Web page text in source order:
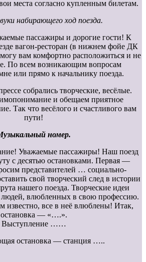
места согласно купленным билетам.
набирающего ход поезда.
пассажиры и дорогие гости! К
вагон-ресторан (в нижнем фойе ДК
вам комфортно расположиться и не
По всем возникающим вопросам
или прямо к начальнику поезда.
собрались творческие, весёлые.
и обещаем приятное
Так что весёлого и счастливого вам
пути!
номер.
Уважаемые пассажиры! Наш поезд
с десятью остановками. Первая —
представителей … социально-
свой творческий след в истории
нашего поезда. Творческие идеи
влюбленных в свою профессию.
известно, все в неё влюблены! Итак,
остановка — «….».
Выступление ……
остановка — станция …..